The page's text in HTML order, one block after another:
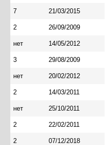
7 21/03/2015
2 26/09/2009
нет 14/05/2012
3 29/08/2009
нет 20/02/2012
2 14/03/2011
нет 25/10/2011
2 22/02/2011
2 07/12/2018